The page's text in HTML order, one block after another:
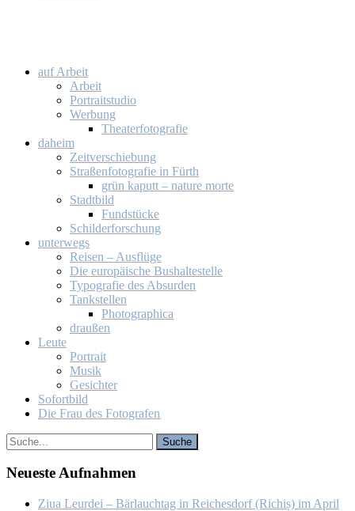
auf Ar­beit
Ar­beit
Por­trait­stu­dio
Wer­bung
Thea­ter­fo­to­gra­fie
da­heim
Zeit­ver­schie­bung
Stra­ßen­fo­to­gra­fie in Fürth
grün ka­putt – na­tu­re mor­te
Stadt­bild
Fund­stü­cke
Schil­der­for­schung
un­ter­wegs
Rei­sen – Aus­flü­ge
Die eu­ro­päi­sche Bus­hal­te­stel­le
Ty­po­gra­fie des Ab­sur­den
Tank­stel­len
Pho­to­gra­phi­ca
drau­ßen
Leu­te
Por­trait
Mu­sik
Ge­sich­ter
So­fort­bild
Die Frau des Fo­to­gra­fen
Neu­es­te Auf­nah­men
Ziua Leur­dei – Bär­lauch­tag in Rei­ches­dorf (Ri­chiș) im April